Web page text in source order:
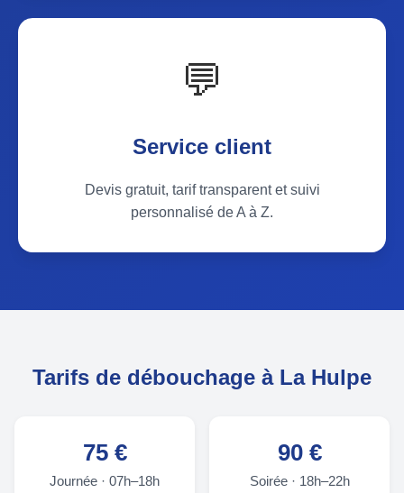
💬
Service client
Devis gratuit, tarif transparent et suivi
personnalisé de A à Z.
Tarifs de débouchage à La Hulpe
75 €
Journée · 07h–18h
90 €
Soirée · 18h–22h